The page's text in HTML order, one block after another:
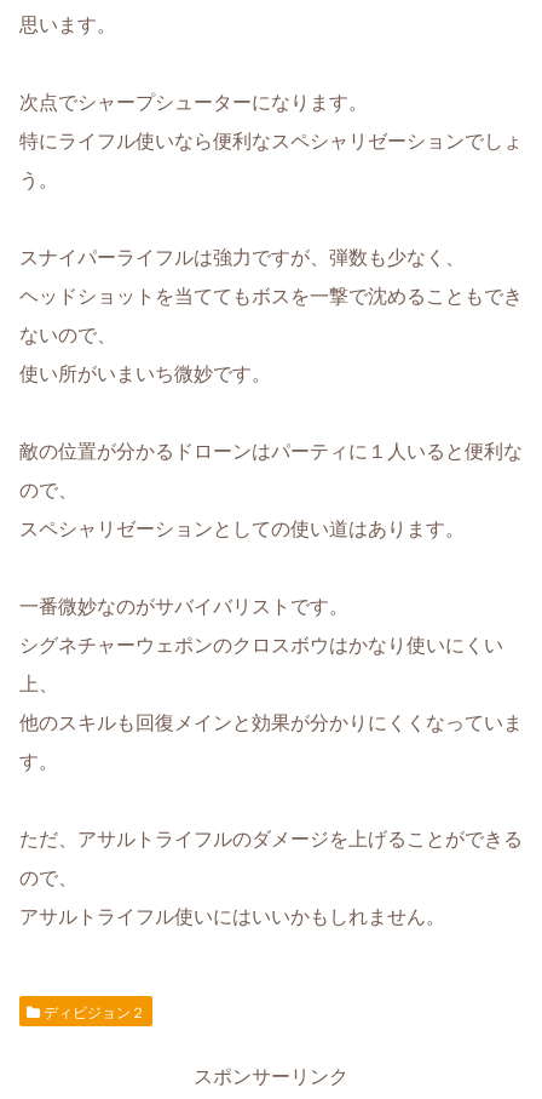
思います。
次点でシャープシューターになります。
特にライフル使いなら便利なスペシャリゼーションでしょ
う。
スナイパーライフルは強力ですが、弾数も少なく、
ヘッドショットを当ててもボスを一撃で沈めることもでき
ないので、
使い所がいまいち微妙です。
敵の位置が分かるドローンはパーティに１人いると便利な
ので、
スペシャリゼーションとしての使い道はあります。
一番微妙なのがサバイバリストです。
シグネチャーウェポンのクロスボウはかなり使いにくい
上、
他のスキルも回復メインと効果が分かりにくくなっていま
す。
ただ、アサルトライフルのダメージを上げることができる
ので、
アサルトライフル使いにはいいかもしれません。
ディビジョン２
スポンサーリンク